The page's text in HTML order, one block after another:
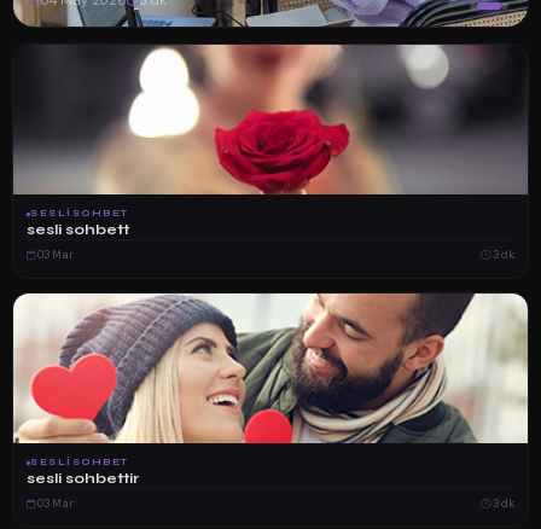
SESLISOHBET
sesli sohbett
03 Mar 3 dk
SESLISOHBET
sesli sohbettir
03 Mar 3 dk